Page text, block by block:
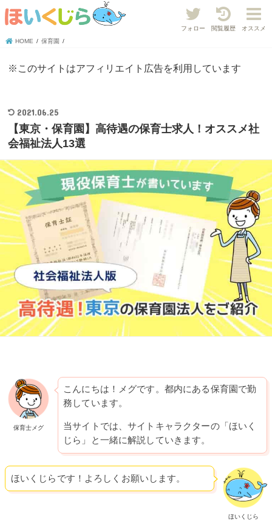
フォロー 閲覧履歴
オススメ
HOME
保育園
※このサイトはアフィリエイト広告を利用しています
2021.06.25
【東京・保育園】高待遇の保育士求人！オススメ社
会福祉法人13選
保育士メグ
こんにちは！メグです。都内にある保育園で勤
務しています。
当サイトでは、サイトキャラクターの「ほいく
じら」と一緒に解説していきます。
ほいくじら
ほいくじらです！よろしくお願いします。